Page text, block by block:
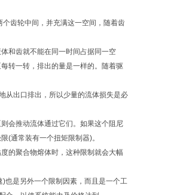
齿轮中间，并充满这一空间，随着齿
和齿就不能在同一时间占据同一空
转一转，排出的量是一样的。随着驱
从出口排出，所以少量的流体损失是必
会推动流体通过它们。如果这个阻尼
(通常装有一个扭矩限制器)。
的聚合物熔体时，这种限制就会大幅
也是另外一个限制因素，而且是一个工